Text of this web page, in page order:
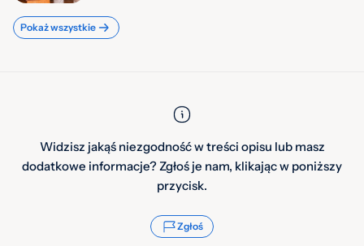
Pokaż wszystkie
Widzisz jakąś niezgodność w treści opisu lub masz
dodatkowe informacje? Zgłoś je nam, klikając w poniższy
przycisk.
Zgłoś